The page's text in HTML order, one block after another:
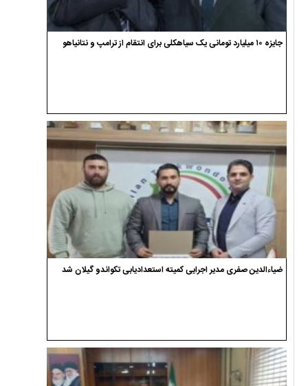
جایزه ۱۰ میلیارد تومانی یک سیاهکلی برای انتقام از ترامپ و نتانیاهو
ضیاءالدین صفری مدیر اجرایی کمیته استعدادیابی تکواندو گیلان شد